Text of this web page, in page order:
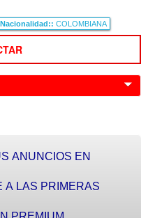
Nacionalidad:: COLOMBIANA
0
ANUNCIOS EN
A LAS PRIMERAS